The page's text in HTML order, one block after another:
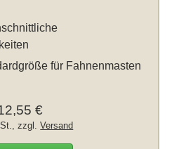
für Fahnenmasten
€
zzgl.Versand